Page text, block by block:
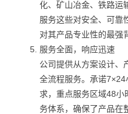
化、矿山冶金、铁路运
服务这些对安全、可靠
对其产品专业性的最强
服务全面，响应迅速
公司提供从方案设计、
全流程服务。承诺
求，重点服务区域48小
务体系，确保了产品在